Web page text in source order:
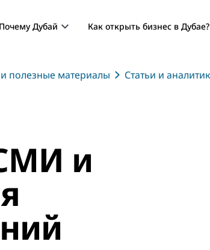
Почему Дубай Как открыть бизнес в Дубае?
полезные материалы Статьи и
и